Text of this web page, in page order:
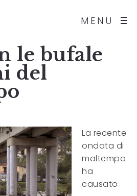
MENU
le bufale
del
La recente
ondata di
maltempo
ha
causato